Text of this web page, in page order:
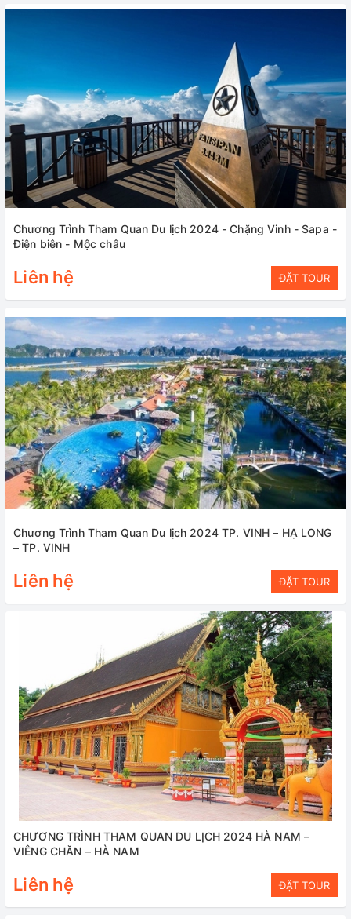
Chương Trình Tham Quan Du lịch 2024 - Chặng Vinh - Sapa -
Điện biên - Mộc châu
Liên hệ ĐẶT TOUR
Chương Trình Tham Quan Du lịch 2024 TP. VINH – HẠ LONG
– TP. VINH
Liên hệ ĐẶT TOUR
CHƯƠNG TRÌNH THAM QUAN DU LỊCH 2024 HÀ NAM –
VIÊNG CHĂN – HÀ NAM
Liên hệ ĐẶT TOUR